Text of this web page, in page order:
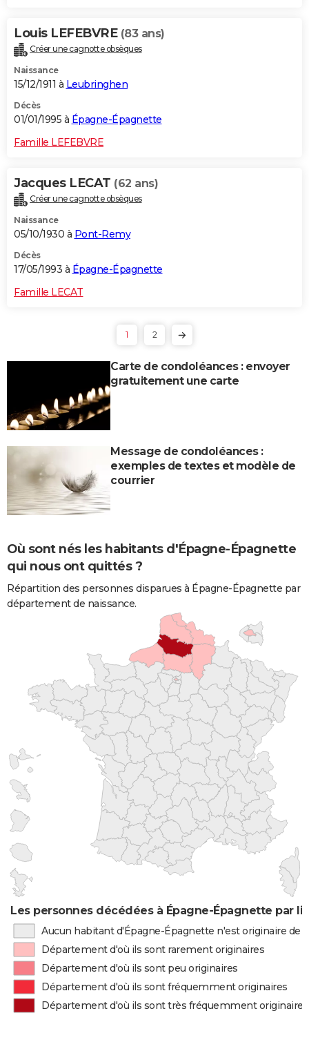
Louis LEFEBVRE (83 ans)
Créer une cagnotte obsèques
Naissance
15/12/1911 à Leubringhen
Décès
01/01/1995 à Épagne-Épagnette
Famille LEFEBVRE
Jacques LECAT (62 ans)
Créer une cagnotte obsèques
Naissance
05/10/1930 à Pont-Remy
Décès
17/05/1993 à Épagne-Épagnette
Famille LECAT
1 2
Carte de condoléances : envoyer
gratuitement une carte
Message de condoléances :
exemples de textes et modèle de
courrier
Où sont nés les habitants d'Épagne-Épagnette
qui nous ont quittés ?
Répartition des personnes disparues à Épagne-Épagnette par
département de naissance.
Les personnes décédées à Épagne-Épagnette par
Aucun habitant d'Épagne-Épagnette n'est originaire de
Département d'où ils sont rarement originaires
Département d'où ils sont peu originaires
Département d'où ils sont fréquemment originaires
Département d'où ils sont très fréquemment originaires